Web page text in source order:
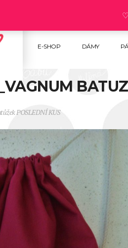
E-SHOP DÁMY
POSLEDNÍ KUS